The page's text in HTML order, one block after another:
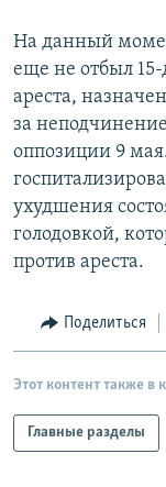
На данный
еще не отбыл
ареста,
за
оппозиции 9
ухудшения
голодовкой,
против ареста.
Поделиться
Этот контент также в
Главные разделы